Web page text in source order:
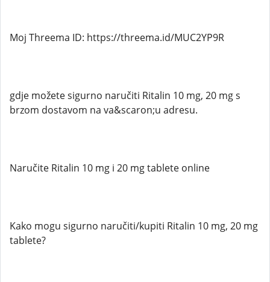
Moj Threema ID: https://threema.id/MUC2YP9R
gdje možete sigurno naručiti Ritalin 10 mg, 20 mg s
brzom dostavom na va&scaron;u adresu.
Naručite Ritalin 10 mg i 20 mg tablete online
Kako mogu sigurno naručiti/kupiti Ritalin 10 mg, 20 mg
tablete?